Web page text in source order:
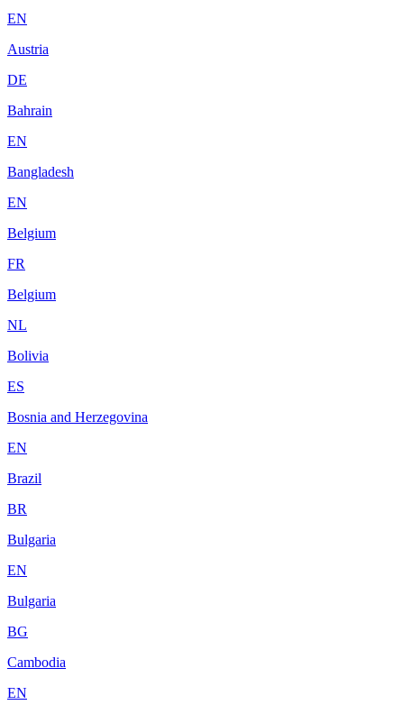
EN
Austria
DE
Bahrain
EN
Bangladesh
EN
Belgium
FR
Belgium
NL
Bolivia
ES
Bosnia and Herzegovina
EN
Brazil
BR
Bulgaria
EN
Bulgaria
BG
Cambodia
EN